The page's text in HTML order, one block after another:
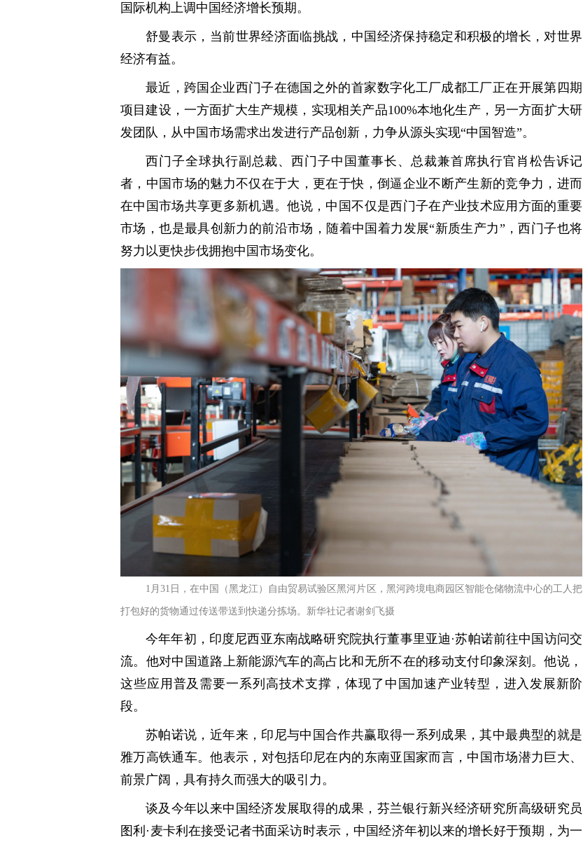
国际机构上调中国经济增长预期。
舒曼表示，当前世界经济面临挑战，中国经济保持稳定和积极的增长，对世界
经济有益。
最近，跨国企业西门子在德国之外的首家数字化工厂成都工厂正在开展第四期
项目建设，一方面扩大生产规模，实现相关产品100%本地化生产，另一方面扩大研
发团队，从中国市场需求出发进行产品创新，力争从源头实现“中国智造”。
西门子全球执行副总裁、西门子中国董事长、总裁兼首席执行官肖松告诉记
者，中国市场的魅力不仅在于大，更在于快，倒逼企业不断产生新的竞争力，进而
在中国市场共享更多新机遇。他说，中国不仅是西门子在产业技术应用方面的重要
市场，也是最具创新力的前沿市场，随着中国着力发展“新质生产力”，西门子也将
努力以更快步伐拥抱中国市场变化。
1月31日，在中国（黑龙江）自由贸易试验区黑河片区，黑河跨境电商园区智能仓储物流中心的工人把
打包好的货物通过传送带送到快递分拣场。新华社记者谢剑飞摄
今年年初，印度尼西亚东南战略研究院执行董事里亚迪·苏帕诺前往中国访问交
流。他对中国道路上新能源汽车的高占比和无所不在的移动支付印象深刻。他说，
这些应用普及需要一系列高技术支撑，体现了中国加速产业转型，进入发展新阶
段。
苏帕诺说，近年来，印尼与中国合作共赢取得一系列成果，其中最典型的就是
雅万高铁通车。他表示，对包括印尼在内的东南亚国家而言，中国市场潜力巨大、
前景广阔，具有持久而强大的吸引力。
谈及今年以来中国经济发展取得的成果，芬兰银行新兴经济研究所高级研究员
图利·麦卡利在接受记者书面采访时表示，中国经济年初以来的增长好于预期，为一